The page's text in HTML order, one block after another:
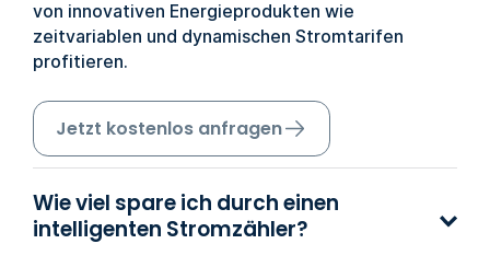
von innovativen Energieprodukten wie
zeitvariablen und dynamischen Stromtarifen
profitieren.
Jetzt kostenlos anfragen
Wie viel spare ich durch einen
intelligenten Stromzähler?